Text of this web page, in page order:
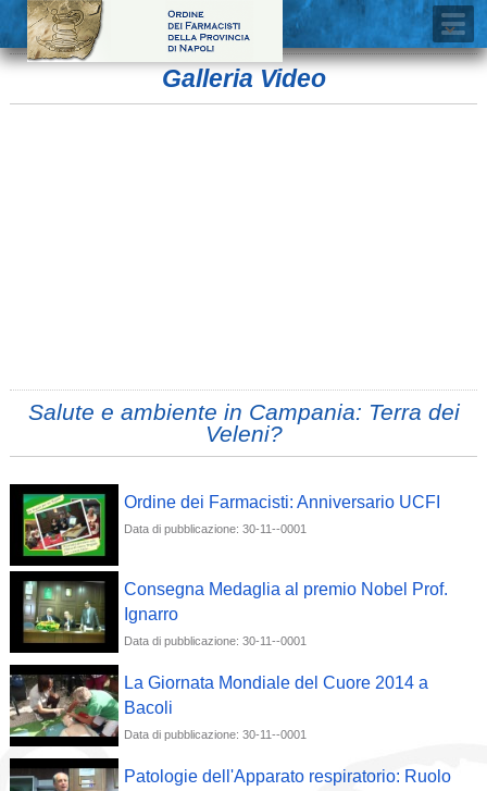
Galleria Video
Salute e ambiente in Campania: Terra dei
Veleni?
Ordine dei Farmacisti: Anniversario UCFI
Data di pubblicazione: 30-11--0001
Consegna Medaglia al premio Nobel Prof.
Ignarro
Data di pubblicazione: 30-11--0001
La Giornata Mondiale del Cuore 2014 a
Bacoli
Data di pubblicazione: 30-11--0001
Patologie dell'Apparato respiratorio: Ruolo